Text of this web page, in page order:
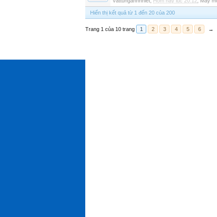
Hiển thị kết quả từ 1 đến 20 của 200
Trang 1 của 10 trang 1 2 3 4 5 6 →